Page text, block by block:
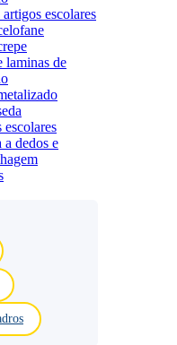
escolares
laminas de
escolares
a dedos e